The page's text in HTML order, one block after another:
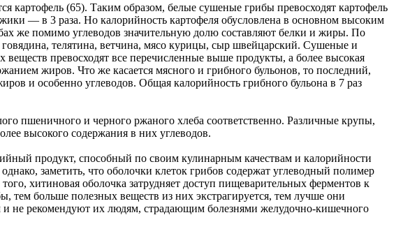
картофель (65). Таким образом, белые сушеные грибы превосходят картофель
— в 3 раза. Но калорийность картофеля обусловлена в основном высоким
же помимо углеводов значительную долю составляют белки и жиры. По
телятина, ветчина, мясо курицы, сыр швейцарский. Сушеные и
превосходят все перечисленные выше продукты, а более высокая
жиров. Что же касается мясного и грибного бульонов, то последний,
и особенно углеводов. Общая калорийность грибного бульона в 7 раз
пшеничного и черного ржаного хлеба соответственно. Различные крупы,
высокого содержания в них углеводов.
продукт, способный по своим кулинарным качествам и калорийности
заметить, что оболочки клеток грибов содержат углеводный полимер
хитиновая оболочка затрудняет доступ пищеварительных ферментов к
тем больше полезных веществ из них экстрагируется, тем лучше они
не рекомендуют их людям, страдающим болезнями желудочно-кишечного